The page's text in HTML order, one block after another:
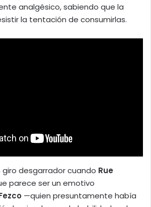
analgésico, sabiendo que la
la tentación de consumirlas.
giro desgarrador cuando Rue
parece ser un emotivo
—quien presuntamente había